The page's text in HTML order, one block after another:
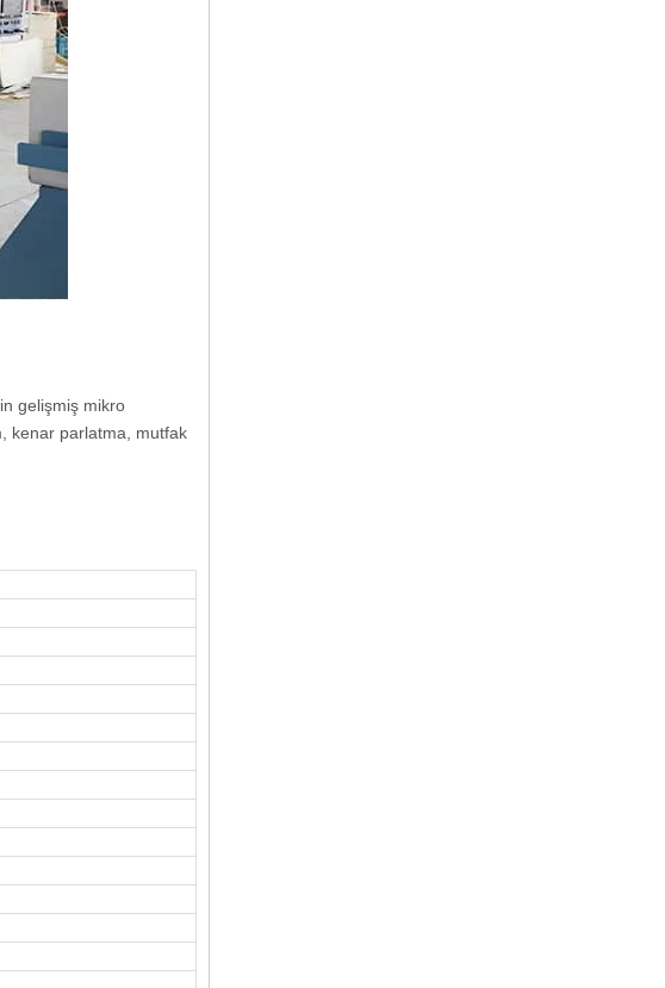
gelişmiş mikro
kenar parlatma, mutfak